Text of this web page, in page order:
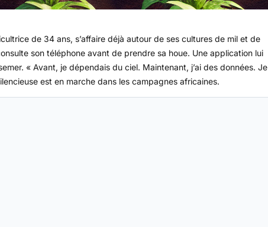
de 34 ans, s’affaire déjà autour de ses cultures de mil et de
son téléphone avant de prendre sa houe. Une application lui
« Avant, je dépendais du ciel. Maintenant, j’ai des données. Je
est en marche dans les campagnes africaines.